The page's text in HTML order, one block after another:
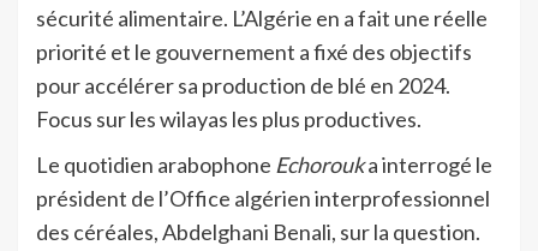
sécurité alimentaire. L’Algérie en a fait une réelle
priorité et le gouvernement a fixé des objectifs
pour accélérer sa production de blé en 2024.
Focus sur les wilayas les plus productives.
Le quotidien arabophone Echorouka interrogé le
président de l’Office algérien interprofessionnel
des céréales, Abdelghani Benali, sur la question.